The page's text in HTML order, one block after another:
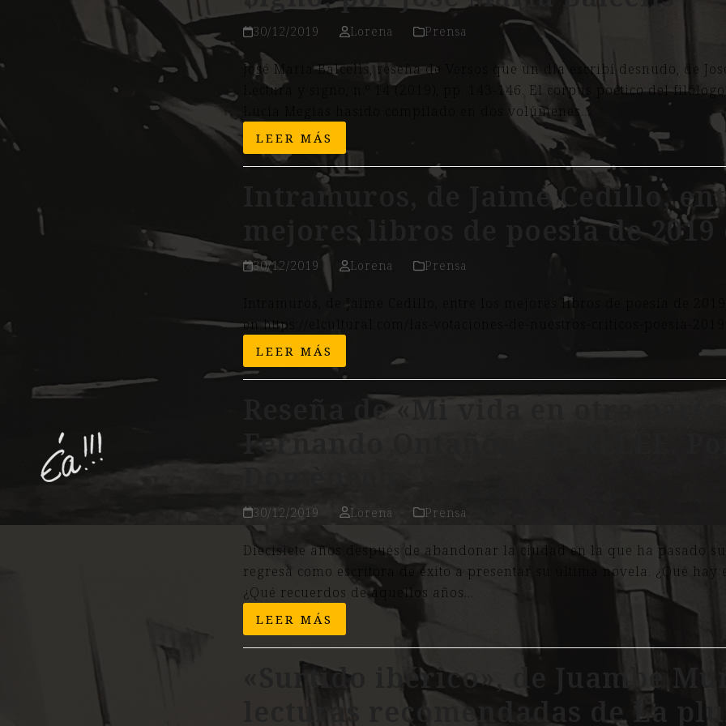
30/12/2019 Lorena Prensa
José María Balcells, reseña de Versos que un día escribí desnudo, de
Lectura y signo, n.º 14 (2019), pp. 143-146. El corpus poético del
Lucía Megías hasido compilado en dos volúmenes…
LEER MÁS
Intramuros, de Jaime Cedillo,
mejores libros de poesía de
30/12/2019 Lorena Prensa
Intramuros, de Jaime Cedillo, entre los mejores libros de poesía de
en https://elcultural.com/las-votaciones-de-nuestros-criticos-poesia-2019
LEER MÁS
Reseña de «Mi vida en otra
Fernando Ontañón, en RELEE.
30/12/2019 Lorena Prensa
Diecisiete años después de abandonar la ciudad en la que ha pasado
regresa como escritora de éxito a presentar su última novela. ¿Qué hay
¿Qué recuerdos de aquellos años…
LEER MÁS
«Surtido ibérico», de Juambe
lecturas recomendadas de La